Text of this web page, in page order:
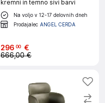
kremni in temno sivi barvi
Na voljo v 12-17 delovnih dneh
Prodajalec ANGEL CERDA
296 00 €
666,00 €